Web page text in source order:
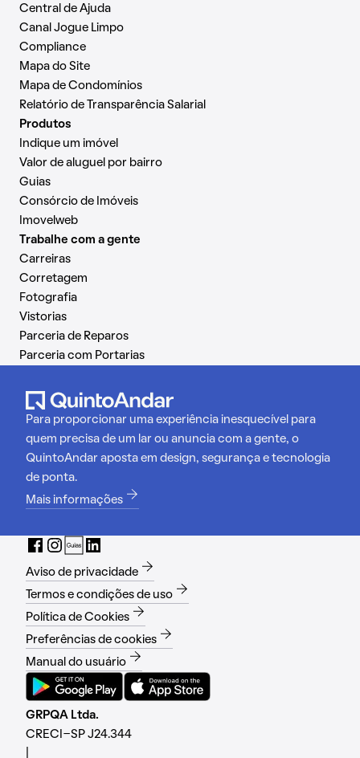
Central de Ajuda
Canal Jogue Limpo
Compliance
Mapa do Site
Mapa de Condomínios
Relatório de Transparência Salarial
Produtos
Indique um imóvel
Valor de aluguel por bairro
Guias
Consórcio de Imóveis
Imovelweb
Trabalhe com a gente
Carreiras
Corretagem
Fotografia
Vistorias
Parceria de Reparos
Parceria com Portarias
Para proporcionar uma experiência inesquecível para
quem precisa de um lar ou anuncia com a gente, o
QuintoAndar aposta em design, segurança e tecnologia
de ponta.
Mais informações
Aviso de privacidade
Termos e condições de uso
Política de Cookies
Preferências de cookies
Manual do usuário
GRPQA Ltda.
CRECI-SP J24.344